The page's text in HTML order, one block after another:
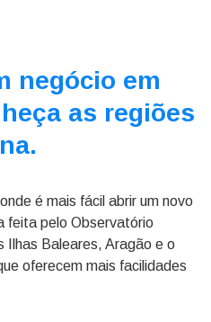
negócio em
as regiões
é mais fácil abrir um novo
feita pelo Observatório
Ilhas Baleares, Aragão e o
oferecem mais facilidades